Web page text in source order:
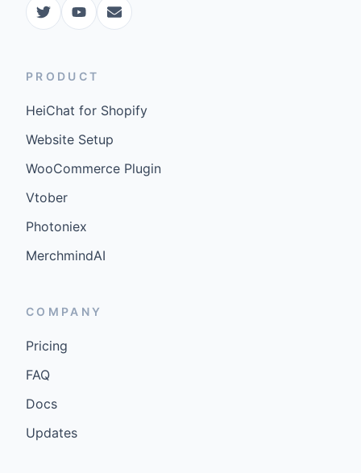
PRODUCT
HeiChat for Shopify
Website Setup
WooCommerce Plugin
Vtober
Photoniex
MerchmindAI
COMPANY
Pricing
FAQ
Docs
Updates